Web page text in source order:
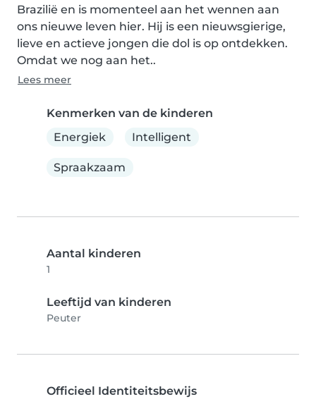
Brazilië en is momenteel aan het wennen aan
ons nieuwe leven hier. Hij is een nieuwsgierige,
lieve en actieve jongen die dol is op ontdekken.
Omdat we nog aan het..
Lees meer
Kenmerken van de kinderen
Energiek
Intelligent
Spraakzaam
Aantal kinderen
1
Leeftijd van kinderen
Peuter
Officieel Identiteitsbewijs